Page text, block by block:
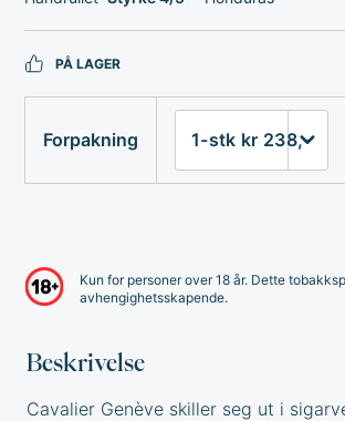
PÅ LAGER
Forpakning
Kun for personer over 18 år. Dette
avhengighetsskapende.
Beskrivelse
Cavalier Genève skiller seg ut i